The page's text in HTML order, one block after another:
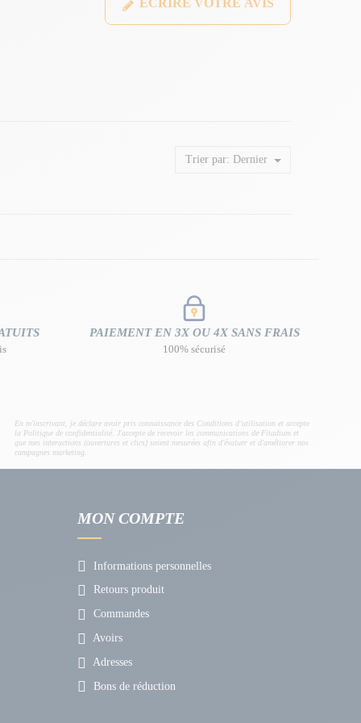
ÉCRIRE VOTRE AVIS
Trier par: Dernier
PAIEMENT EN 3X OU 4X SANS FRAIS
100% sécurisé
En m'inscrivant, je déclare avoir pris connaissance des Conditions d’utilisation et accepte
la Politique de confidentialité. J'accepte de recevoir les communications de Fitadium et
que mes interactions (ouvertures et clics) soient mesurées afin d'évaluer et d'améliorer nos
campagnes marketing.
MON COMPTE
Informations personnelles
Retours produit
Commandes
Avoirs
Adresses
Bons de réduction